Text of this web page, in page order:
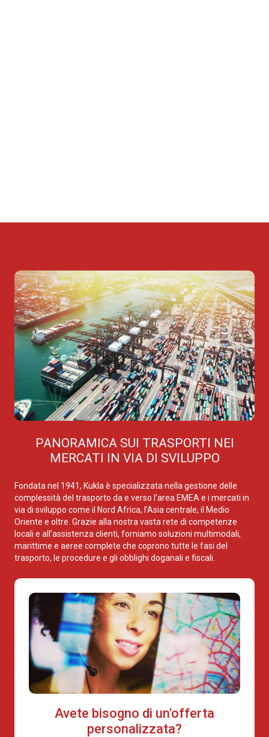
PANORAMICA SUI TRASPORTI NEI
MERCATI IN VIA DI SVILUPPO
Fondata nel 1941, Kukla è specializzata nella gestione delle
complessità del trasporto da e verso l’area EMEA e i mercati in
via di sviluppo come il Nord Africa, l’Asia centrale, il Medio
Oriente e oltre. Grazie alla nostra vasta rete di competenze
locali e all’assistenza clienti, forniamo soluzioni multimodali,
marittime e aeree complete che coprono tutte le fasi del
trasporto, le procedure e gli obblighi doganali e fiscali.
Avete bisogno di un'offerta
personalizzata?